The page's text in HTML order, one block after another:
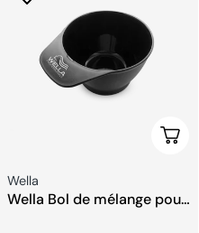
Fournisseur:
Wella
Wella Bol de mélange pour